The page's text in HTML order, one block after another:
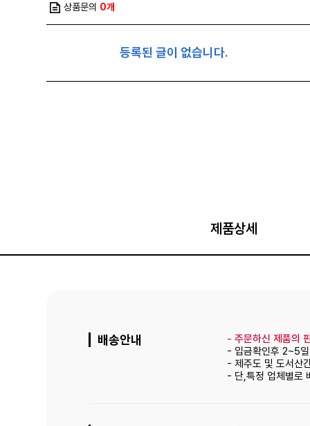
상품문의 0개
등록된 글이 없습니다.
제품상세
배송안내 - 주문하신 제품의
- 입금확인후 2~5
- 제주도 및 도서산
- 단,특정 업체별로